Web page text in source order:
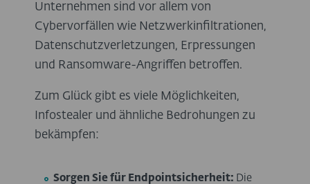
Unternehmen sind vor allem von
Cybervorfällen wie Netzwerkinfiltrationen,
Datenschutzverletzungen, Erpressungen
und Ransomware-Angriffen betroffen.
Zum Glück gibt es viele Möglichkeiten,
Infostealer und ähnliche Bedrohungen zu
bekämpfen:
Sorgen Sie für Endpointsicherheit: Die